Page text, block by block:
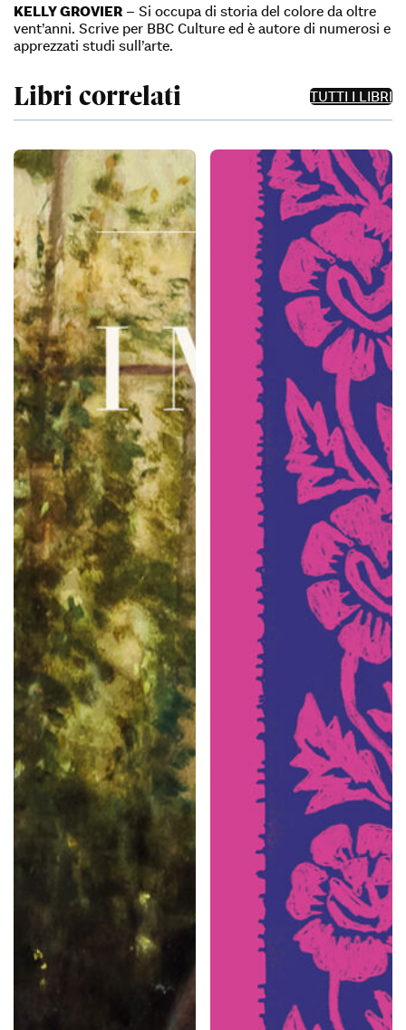
KELLY GROVIER – Si occupa di storia del colore da oltre
vent’anni. Scrive per BBC Culture ed è autore di numerosi e
apprezzati studi sull’arte.
Libri correlati TUTTI I LIBRI